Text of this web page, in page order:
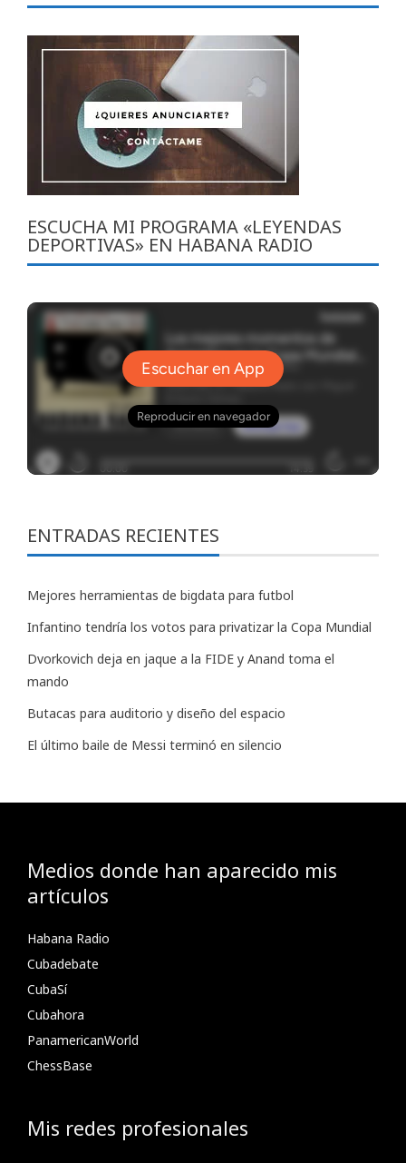
ESCUCHA MI PROGRAMA «LEYENDAS
DEPORTIVAS» EN HABANA RADIO
ENTRADAS RECIENTES
Mejores herramientas de bigdata para futbol
Infantino tendría los votos para privatizar la Copa Mundial
Dvorkovich deja en jaque a la FIDE y Anand toma el
mando
Butacas para auditorio y diseño del espacio
El último baile de Messi terminó en silencio
Medios donde han aparecido mis
artículos
Habana Radio
Cubadebate
CubaSí
Cubahora
PanamericanWorld
ChessBase
Mis redes profesionales